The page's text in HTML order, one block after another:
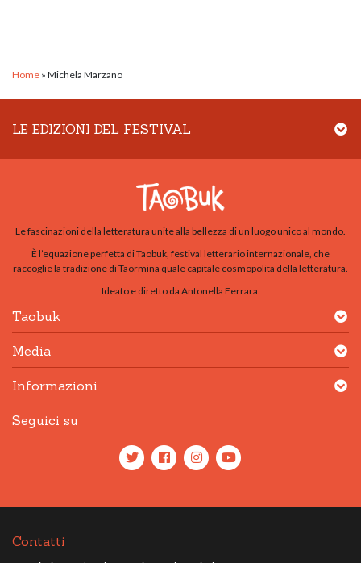
Home » Michela Marzano
LE EDIZIONI DEL FESTIVAL
Le fascinazioni della letteratura unite alla bellezza di un luogo unico al mondo.
È l’equazione perfetta di Taobuk, festival letterario internazionale, che
raccoglie la tradizione di Taormina quale capitale cosmopolita della letteratura.
Ideato e diretto da Antonella Ferrara.
Taobuk
Media
Informazioni
Seguici su
Contatti